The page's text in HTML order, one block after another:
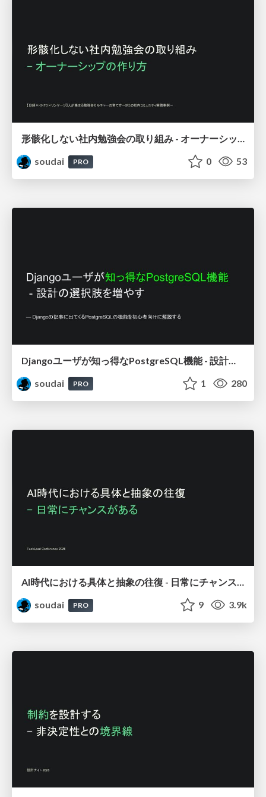
形骸化しない社内勉強会の取り組み - オーナーシップの作り方 / In-house study session
soudai
PRO 0 53
Djangoユーザが知っ得なPostgreSQL機能 - 設計の選択肢を増やす / Djang-use-PostgreSQL
soudai
PRO 1 280
AI時代における具体と抽象の往復 - 日常にチャンスがある / Moving Between the Concrete
soudai
PRO 9 3.9k